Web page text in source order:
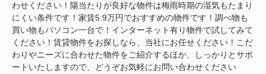
わせください！陽当たりが良好な物件は梅雨時期の湿気もたまり
にくい条件です！家賃5.9万円でおすすめの物件です！調べ物も
買い物もパソコン一台で！インターネット有り物件で試してみて
ください！賃貸物件をお探しなら、当社にお任せください！こだ
わりやニーズに合わせた物件をご紹介するほか、しっかりとサポ
ートいたしますので、どうぞお気軽にお問い合わせください